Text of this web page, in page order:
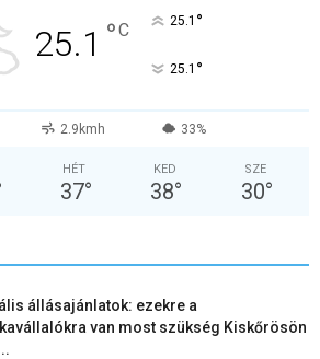
25.1 °C 25.1 °
25.1 °
2.9kmh 33%
HÉT
37°
KED
38°
SZE
30°
állásajánlatok: ezekre a
van most szükség Kiskőrösön